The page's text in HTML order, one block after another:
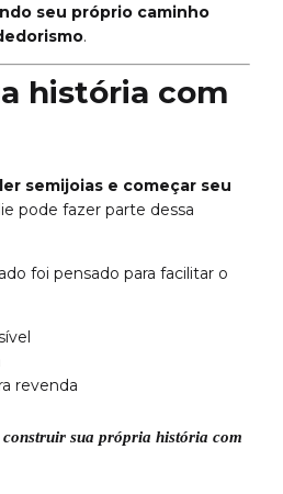
seu próprio caminho
.
história com
semijoias e começar seu
pode fazer parte dessa
foi pensado para facilitar o
revenda
construir sua própria história com